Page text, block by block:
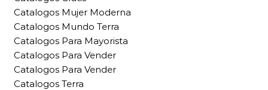
Catalogos Mujer Moderna
Catalogos Mundo Terra
Catalogos Para Mayorista
Catalogos Para Vender
Catalogos Para Vender
Catalogos Terra